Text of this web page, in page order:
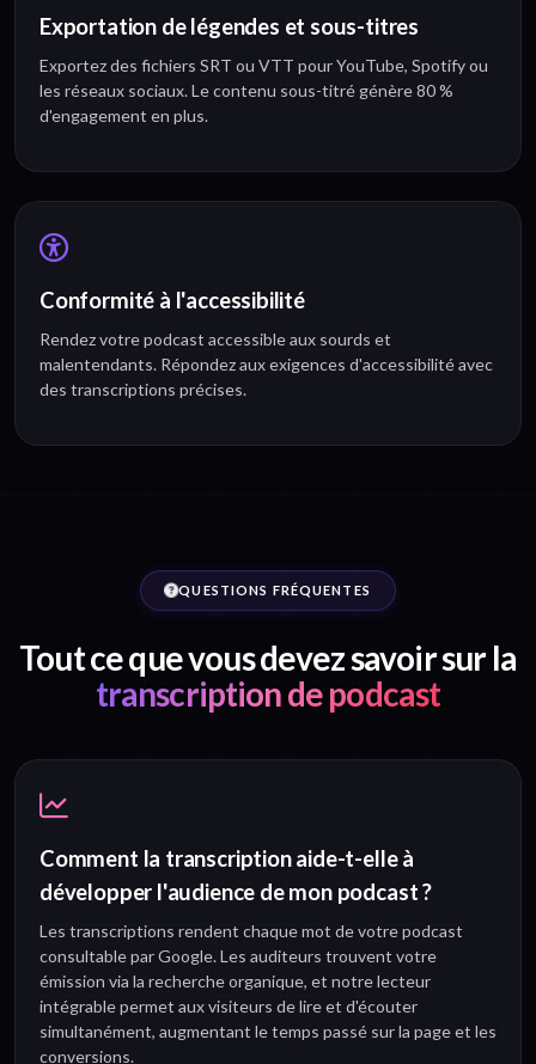
Exportation de légendes et sous-titres
Exportez des fichiers SRT ou VTT pour YouTube, Spotify ou
les réseaux sociaux. Le contenu sous-titré génère 80 %
d'engagement en plus.
Conformité à l'accessibilité
Rendez votre podcast accessible aux sourds et
malentendants. Répondez aux exigences d'accessibilité avec
des transcriptions précises.
QUESTIONS FRÉQUENTES
Tout ce que vous devez savoir sur la
transcription de podcast
Comment la transcription aide-t-elle à
développer l'audience de mon podcast ?
Les transcriptions rendent chaque mot de votre podcast
consultable par Google. Les auditeurs trouvent votre
émission via la recherche organique, et notre lecteur
intégrable permet aux visiteurs de lire et d'écouter
simultanément, augmentant le temps passé sur la page et les
conversions.